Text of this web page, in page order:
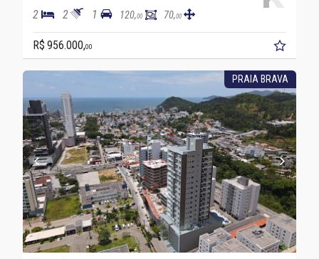
2 2 1 120,00 70,00
R$ 956.000,00
PRAIA BRAVA